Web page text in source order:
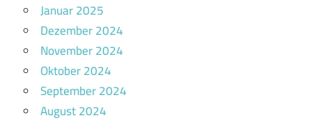
Januar 2025
Dezember 2024
November 2024
Oktober 2024
September 2024
August 2024